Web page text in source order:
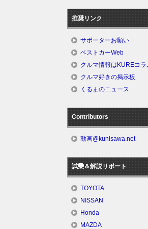
推奨リンク
サポーターお願い
ベストカーWeb
クルマ情報はKUREコラ
クルマ好きの掲示板
くるまのニュース
Contributors
動画@kunisawa.net
試乗＆解説リポート
TOYOTA
NISSAN
Honda
MAZDA